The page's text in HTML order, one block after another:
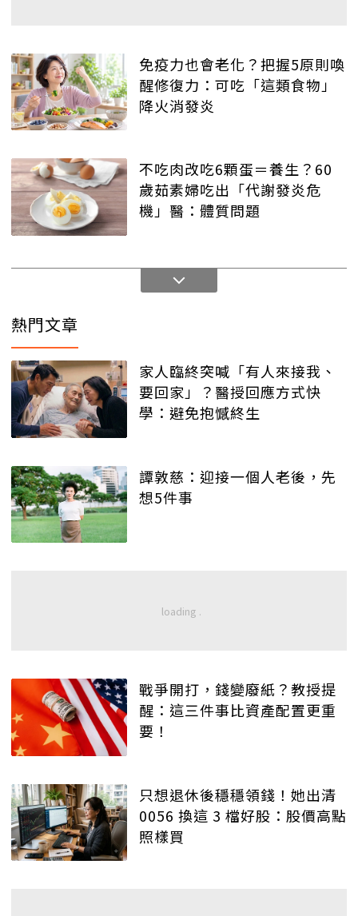
免疫力也會老化？把握5原則喚
醒修復力：可吃「這類食物」
降火消發炎
不吃肉改吃6顆蛋＝養生？60
歲茹素婦吃出「代謝發炎危
機」醫：體質問題
熱門文章
家人臨終突喊「有人來接我、
要回家」？醫授回應方式快
學：避免抱憾終生
譚敦慈：迎接一個人老後，先
想5件事
戰爭開打，錢變廢紙？教授提
醒：這三件事比資產配置更重
要！
只想退休後穩穩領錢！她出清
0056 換這 3 檔好股：股價高點
照樣買